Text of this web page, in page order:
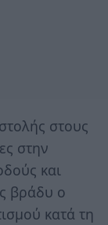
στους
στην
και
βράδυ ο
κατά τη